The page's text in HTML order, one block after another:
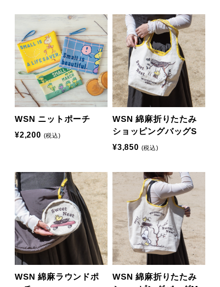
WSN ニットポーチ
¥2,200 (税込)
WSN 綿麻折りたたみ
ショッピングバッグS
¥3,850 (税込)
WSN 綿麻ラウンドポ
WSN 綿麻折りたたみ